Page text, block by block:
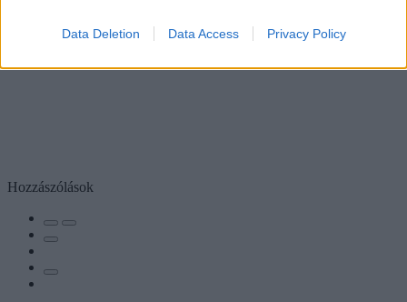
Data Deletion Data Access Privacy Policy
Hozzászólások